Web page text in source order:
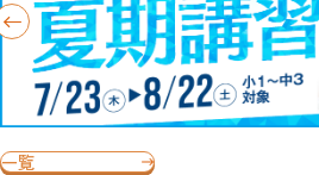
一覧